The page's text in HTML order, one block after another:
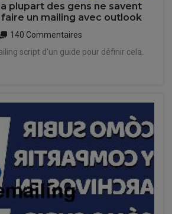
plupart des gens ne savent
un mailing avec outlook
140 Commentaires
script d'un guide pour définir cela.